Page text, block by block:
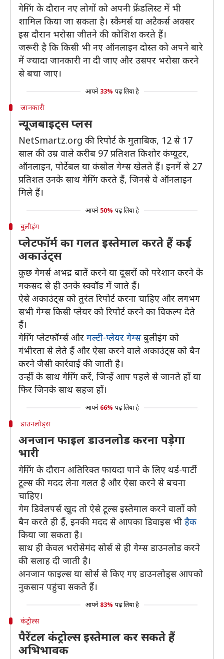
गेमिंग के दौरान नए लोगों को अपनी फ्रेंडलिस्ट में भी
शामिल किया जा सकता है। स्कैमर्स या अटैकर्स अक्सर
इस दौरान भरोसा जीतने की कोशिश करते हैं।
जरूरी है कि किसी भी नए ऑनलाइन दोस्त को अपने बारे
में ज्यादा जानकारी ना दी जाए और उसपर भरोसा करने
से बचा जाए।
आपने 33% पढ़ लिया है
जानकारी
न्यूजबाइट्स प्लस
NetSmartz.org की रिपोर्ट के मुताबिक, 12 से 17
साल की उम्र वाले करीब 97 प्रतिशत किशोर कंप्यूटर,
ऑनलाइन, पोर्टेबल या कंसोल गेम्स खेलते हैं। इनमें से 27
प्रतिशत उनके साथ गेमिंग करते हैं, जिनसे वे ऑनलाइन
मिले हैं।
आपने 50% पढ़ लिया है
बुलीइंग
प्लेटफॉर्म का गलत इस्तेमाल करते हैं कई
अकाउंट्स
कुछ गेमर्स अभद्र बातें करने या दूसरों को परेशान करने के
मकसद से ही उनके स्क्वॉड में जाते हैं।
ऐसे अकाउंट्स को तुरंत रिपोर्ट करना चाहिए और लगभग
सभी गेम्स किसी प्लेयर को रिपोर्ट करने का विकल्प देते
हैं।
गेमिंग प्लेटफॉर्म्स और मल्टी-प्लेयर गेम्सबुलीइंग को
गंभीरता से लेते हैं और ऐसा करने वाले अकाउंट्स को बैन
करने जैसी कार्रवाई की जाती है।
उन्हीं के साथ गेमिंग करें, जिन्हें आप पहले से जानते हों या
फिर जिनके साथ सहज हों।
आपने 66% पढ़ लिया है
डाउनलोड्स
अनजान फाइल डाउनलोड करना पड़ेगा
भारी
गेमिंग के दौरान अतिरिक्त फायदा पाने के लिए थर्ड-पार्टी
टूल्स की मदद लेना गलत है और ऐसा करने से बचना
चाहिए।
गेम डिवेलपर्स खुद तो ऐसे टूल्स इस्तेमाल करने वालों को
बैन करते ही हैं, इनकी मदद से आपका डिवाइस भी हैक
किया जा सकता है।
साथ ही केवल भरोसेमंद सोर्स से ही गेम्स डाउनलोड करने
की सलाह दी जाती है।
अनजान फाइल्स या सोर्स से किए गए डाउनलोड्स आपको
नुकसान पहुंचा सकते हैं।
आपने 83% पढ़ लिया है
कंट्रोल्स
पैरेंटल कंट्रोल्स इस्तेमाल कर सकते हैं
अभिभावक